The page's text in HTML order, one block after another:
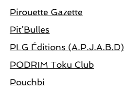
Pirouette Gazette
Pit’Bulles
PLG Éditions (A.P.J.A.B.D)
PODRIM Toku Club
Pouchbi